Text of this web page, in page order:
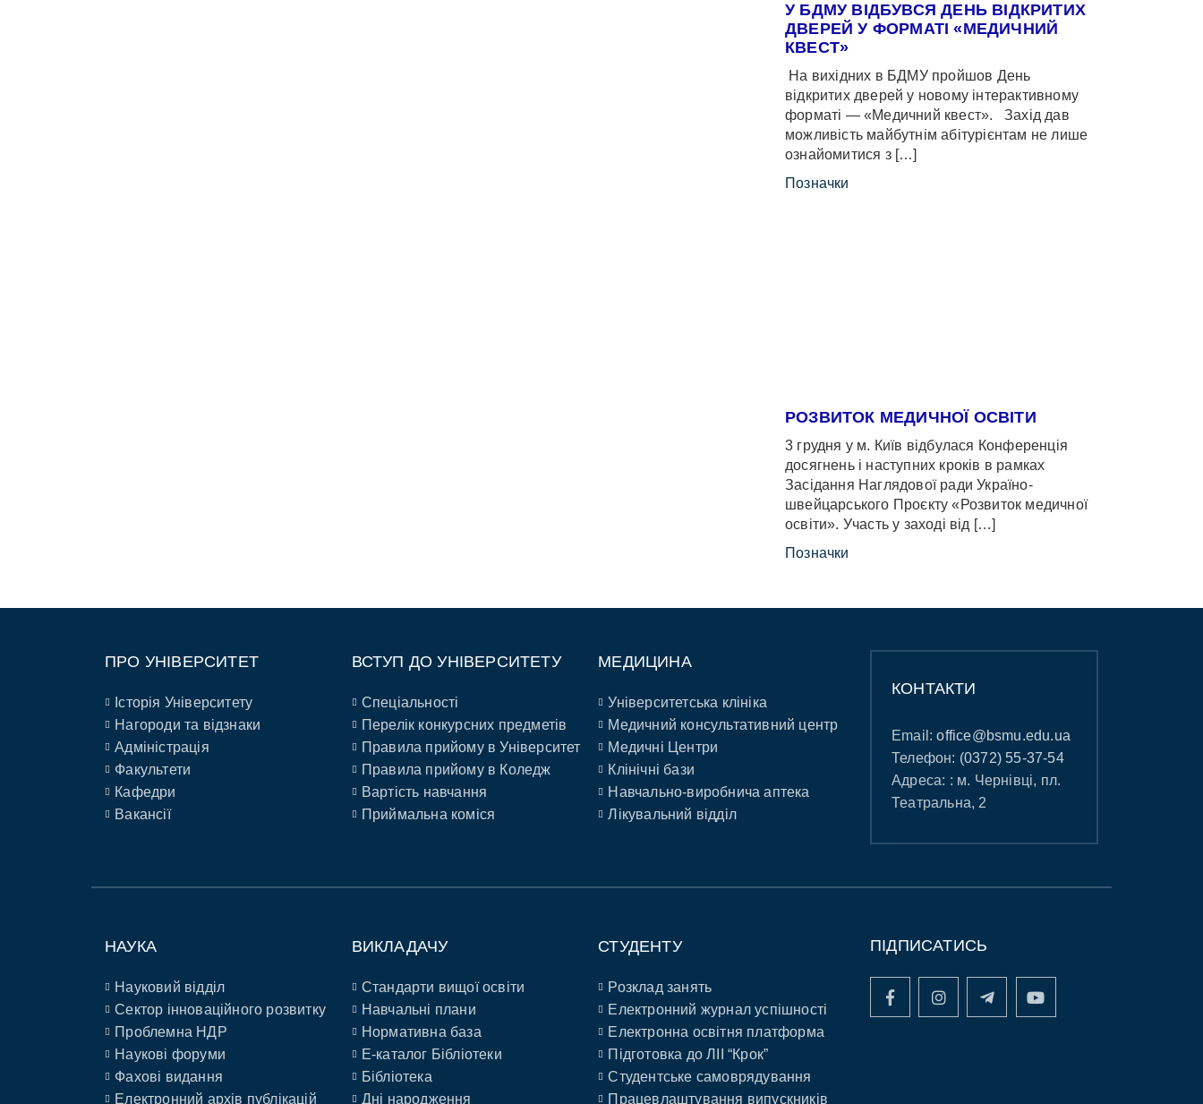
У БДМУ ВІДБУВСЯ ДЕНЬ ВІДКРИТИХ
ДВЕРЕЙ У ФОРМАТІ «МЕДИЧНИЙ
КВЕСТ»
На вихідних в БДМУ пройшов День
відкритих дверей у новому інтерактивному
форматі — «Медичний квест». Захід дав
можливість майбутнім абітурієнтам не лише
ознайомитися з […]
Позначки
РОЗВИТОК МЕДИЧНОЇ ОСВІТИ
3 грудня у м. Київ відбулася Конференція
досягнень і наступних кроків в рамках
Засідання Наглядової ради Україно-
швейцарського Проєкту «Розвиток медичної
освіти». Участь у заході від […]
Позначки
ПРО УНІВЕРСИТЕТ
Історія Університету
Нагороди та відзнаки
Адміністрація
Факультети
Кафедри
Вакансії
ВСТУП ДО УНІВЕРСИТЕТУ
Спеціальності
Перелік конкурсних предметів
Правила прийому в Університет
Правила прийому в Коледж
Вартість навчання
Приймальна коміся
МЕДИЦИНА
Університетська клініка
Медичний консультативний центр
Медичні Центри
Клінічні бази
Навчально-виробнича аптека
Лікувальний відділ
КОНТАКТИ
Email:office@bsmu.edu.ua
Телефон: (0372) 55-37-54
Адреса: : м. Чернівці, пл.
Театральна, 2
НАУКА
Науковий відділ
Сектор інноваційного розвитку
Проблемна НДР
Наукові форуми
Фахові видання
Електронний архів публікацій
ВИКЛАДАЧУ
Стандарти вищої освіти
Навчальні плани
Нормативна база
E-каталог Бібліотеки
Бібліотека
Дні народження
СТУДЕНТУ
Розклад занять
Електронний журнал успішності
Електронна освітня платформа
Підготовка до ЛІІ “Крок”
Студентське самоврядування
Працевлаштування випускників
ПІДПИСАТИСЬ